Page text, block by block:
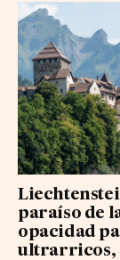
paraíso de
opacidad
ultrarricos,